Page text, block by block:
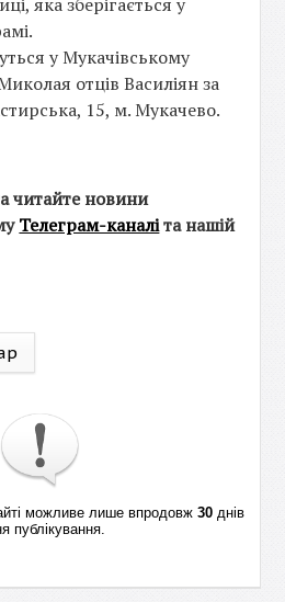
у Мукачівському
отців Василіян за
15, м. Мукачево.
читайте новини
Телеграм-каналіта нашій
можливе лише впродовж 30днів
публікування.